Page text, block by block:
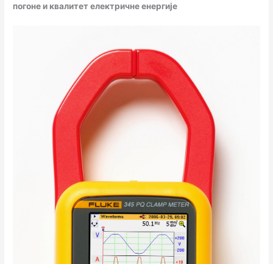
погоне и квалитет електричне енергије